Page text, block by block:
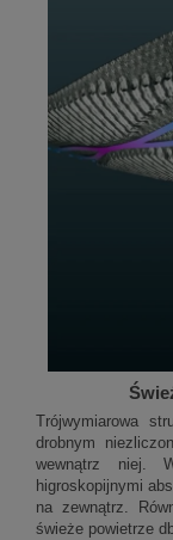
Trójwymiarowa
drobnym
wewnątrz niej.
higroskopijnymi
na zewnątrz.
świeże powietrze